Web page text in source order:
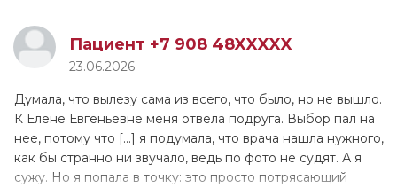
переживает за каждого своего пациента искренне, а не
просто для галочки, как часто бывает. Приём длился 40
Доктор очень знающий, компетентный, глубокий, знает
хорошо кардиологию и неврологию. Доктор очень
аккуратный, ответственный, очень позитивный человек.
Пациент +7 908 48XXXXX
23.06.2026
Думала, что вылезу сама из всего, что было, но не вышло.
К Елене Евгеньевне меня отвела подруга. Выбор пал на
нее, потому что [...] я подумала, что врача нашла нужного,
как бы странно ни звучало, ведь по фото не судят. А я
сужу. Но я попала в точку: это просто потрясающий